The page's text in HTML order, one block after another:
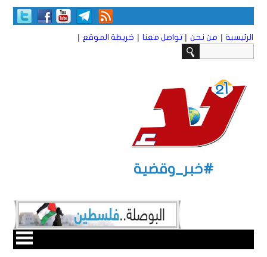
الرئيسية | من نحن | تواصل معنا | خريطة الموقع |
#خبر_وقضية